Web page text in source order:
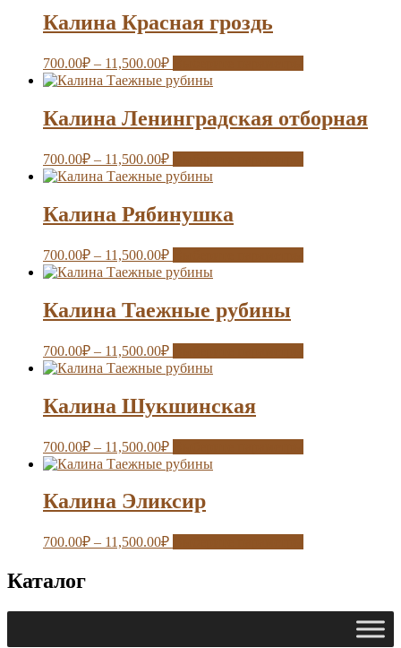
Калина Красная гроздь
700.00₽ – 11,500.00₽
Калина Ленинградская отборная
700.00₽ – 11,500.00₽
Калина Рябинушка
700.00₽ – 11,500.00₽
Калина Таежные рубины
700.00₽ – 11,500.00₽
Калина Шукшинская
700.00₽ – 11,500.00₽
Калина Эликсир
700.00₽ – 11,500.00₽
Каталог